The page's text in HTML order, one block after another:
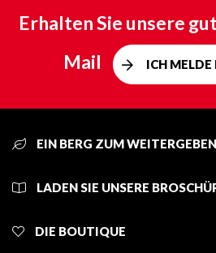
Erhalten Sie unsere
Mail
ICH
EIN BERG ZUM WEITERGEBEN
LADEN SIE UNSERE
DIE BOUTIQUE